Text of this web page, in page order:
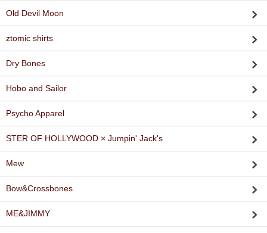
Old Devil Moon
ztomic shirts
Dry Bones
Hobo and Sailor
Psycho Apparel
STER OF HOLLYWOOD × Jumpin' Jack's
Mew
Bow&Crossbones
ME&JIMMY